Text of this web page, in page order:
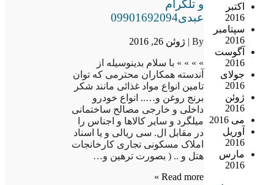
اکتبر
2016
سپتامبر
2016
آگوست
2016
جولای
2016
ژوئن
2016
می 2016
آوریل
2016
مارس
2016
و تلگرام
عبدی09901692094
By | ژوئن 26, 2016
» » » » با سلام بدینوسیله از
آندسته همکاران محترمی که توان
تامین انواع مواد غذائی مانند شکر
برنج روغن و….. انواع خودرو
داخلی و خارجی مصالح ساختمانی
میلگرد و سایر کالاها و اجناس را
در مقابل ال. سی ریالی و یا اسناد
املاک مسکونی تجاری کارخانجات
هتل و .. ( بصورت ترهین و…
Read more »